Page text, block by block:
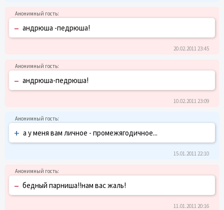
– андрюша -педрюша!
20.02.2011 23:45
– андрюша-педрюша!
10.02.2011 23:09
+ а у меня вам личное - промежягодичное...
15.01.2011 22:10
– бедный парниша!!нам вас жаль!
11.01.2011 20:16